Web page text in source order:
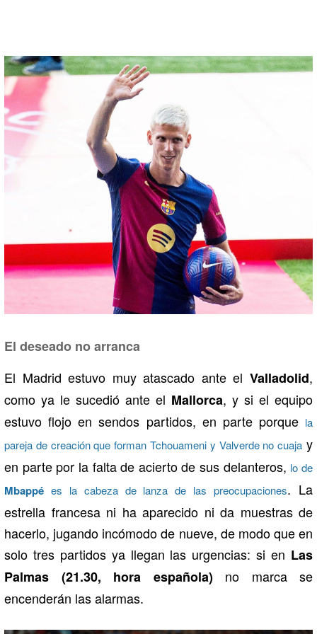
El deseado no arranca
El Madrid estuvo muy atascado ante el Valladolid,
como ya le sucedió ante el Mallorca, y si el equipo
estuvo flojo en sendos partidos, en parte porque la
pareja de creación que forman Tchouameni y Valverde no cuaja y
en parte por la falta de acierto de sus delanteros, lo de
Mbappé es la cabeza de lanza de las preocupaciones. La
estrella francesa ni ha aparecido ni da muestras de
hacerlo, jugando incómodo de nueve, de modo que en
solo tres partidos ya llegan las urgencias: si en Las
Palmas (21.30, hora española) no marca se
encenderán las alarmas.